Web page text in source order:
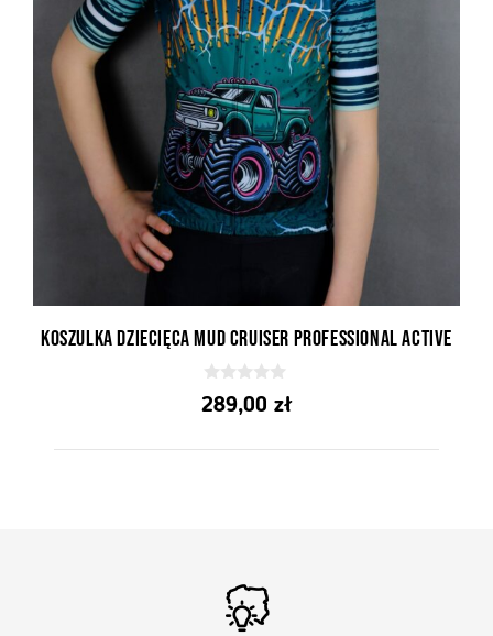
Koszulka Dziecięca Mud Cruiser Professional Active
0
z
289,00 zł